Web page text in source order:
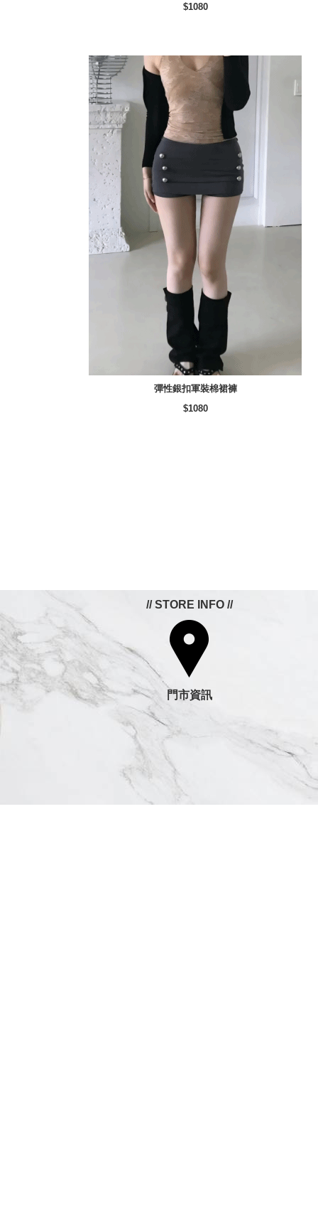
$1080
彈性銀扣軍裝棉裙褲
$1080
// STORE INFO //
門市資訊